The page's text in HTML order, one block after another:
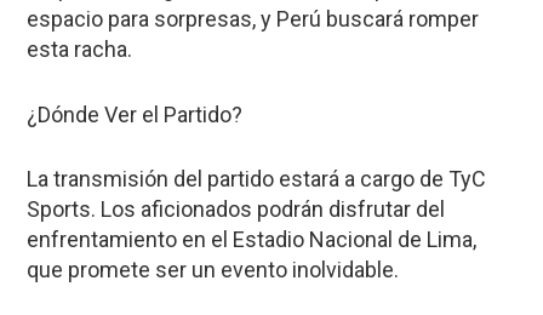
espacio para sorpresas, y Perú buscará romper
esta racha.
¿Dónde Ver el Partido?
La transmisión del partido estará a cargo de TyC
Sports. Los aficionados podrán disfrutar del
enfrentamiento en el Estadio Nacional de Lima,
que promete ser un evento inolvidable.